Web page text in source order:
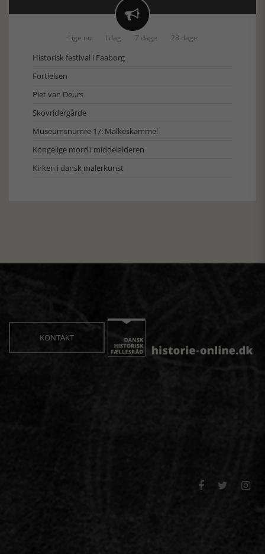

Lige nu I dag 7 dage 28 dage
Historisk festival i Faaborg
Fortielsen
Piet van Deurs
Skovridergårde
Museumsnumre 17: Malkeskammel
Kongelige mord i middelalderen
Kirken i dansk malerkunst
KONTAKT
  